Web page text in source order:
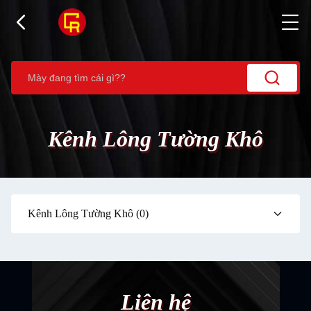
Kênh Lông Tường Khô
Kênh Lông Tường Khô (0)
Liên hệ